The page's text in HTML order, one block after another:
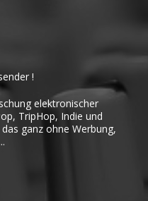
!
elektronischer
TripHop, Indie und
ganz ohne Werbung,